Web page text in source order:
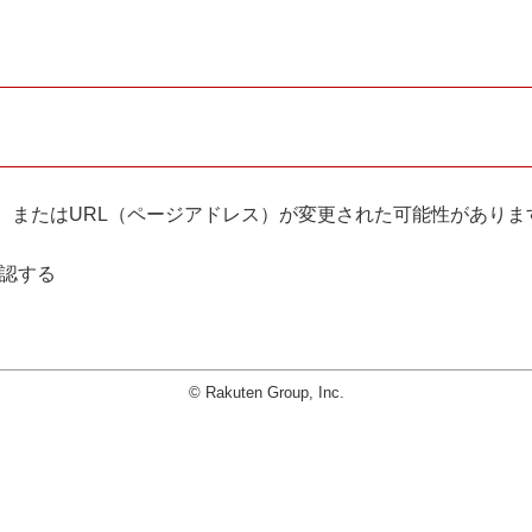
たはURL（ページアドレス）が変更された可能性がありま
する
© Rakuten Group, Inc.